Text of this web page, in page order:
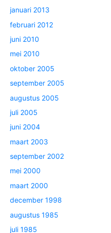
januari 2013
februari 2012
juni 2010
mei 2010
oktober 2005
september 2005
augustus 2005
juli 2005
juni 2004
maart 2003
september 2002
mei 2000
maart 2000
december 1998
augustus 1985
juli 1985